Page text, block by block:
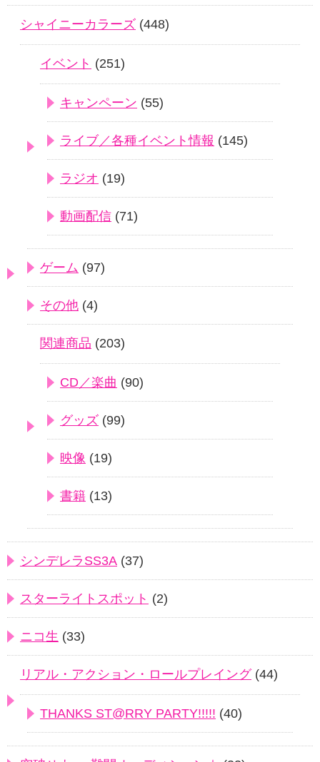
シャイニーカラーズ (448)
イベント (251)
キャンペーン (55)
ライブ／各種イベント情報 (145)
ラジオ (19)
動画配信 (71)
ゲーム (97)
その他 (4)
関連商品 (203)
CD／楽曲 (90)
グッズ (99)
映像 (19)
書籍 (13)
シンデレラSS3A (37)
スターライトスポット (2)
ニコ生 (33)
リアル・アクション・ロールプレイング(44)
THANKS ST@RRY PARTY!!!!! (40)